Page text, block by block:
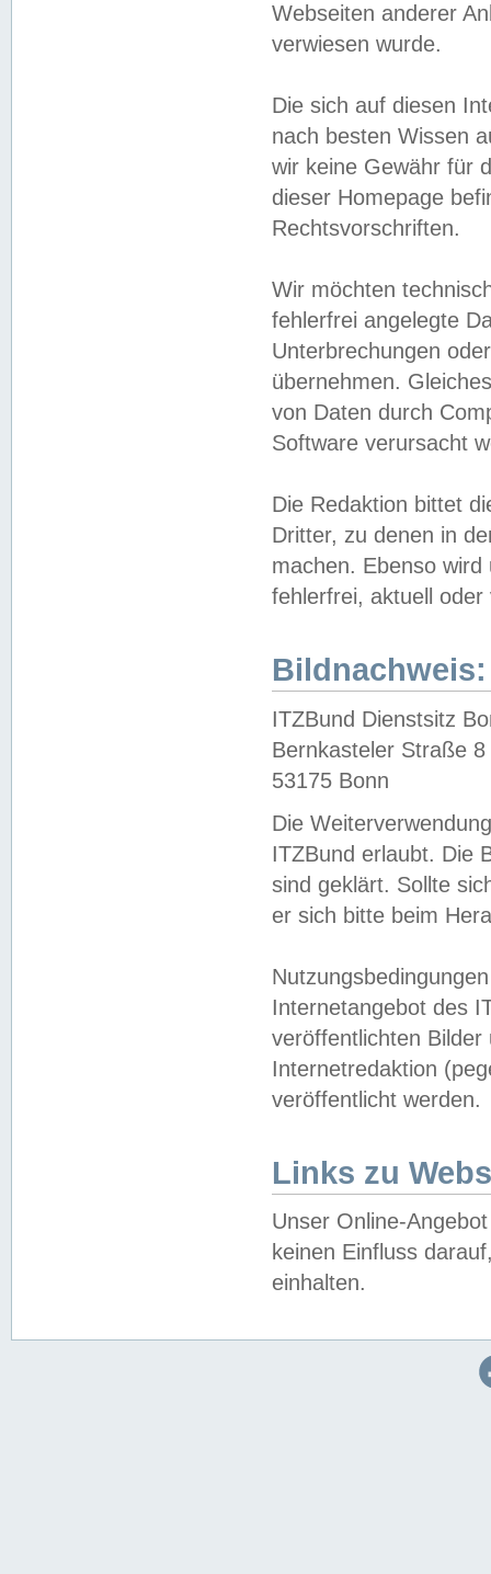
Webseiten anderer
verwiesen wurde.
Die sich auf diesen
nach besten Wissen
wir keine Gewähr für
dieser Homepage
Rechtsvorschriften.
Wir möchten
fehlerfrei angelegte
Unterbrechungen
übernehmen.
von Daten durch
Software verursacht
Die Redaktion bittet
Dritter, zu denen in
machen. Ebenso
fehlerfrei, aktuell oder
Bildnachweis:
ITZBund Dienstsitz
Bernkasteler Straße 8
53175 Bonn
Die
ITZBund erlaubt. Die
sind geklärt. Sollte
er sich bitte beim
Internetangebot des
veröffentlichten
Internetredaktion
veröffentlicht werden.
Links zu
Unser Online-
keinen Einfluss
einhalten.